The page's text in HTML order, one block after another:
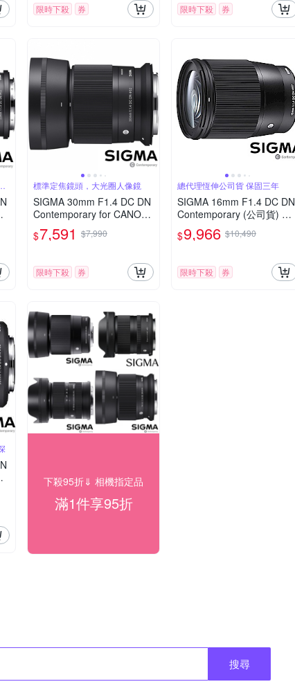
限時下殺 券 限時下殺 券
標準定焦鏡頭，大光圈人像鏡
SIGMA 30mm F1.4 DC DN
Contemporary for CANON
RF 接環 (公司貨) 標準大光
圈定焦鏡 人像鏡 APS-C 無
$7,591 $7,990
限時下殺 券
總代理恆伸公司貨 保固三年
SIGMA 16mm F1.4 DC DN
Contemporary (公司貨) 廣
角大光圈定焦鏡 人像鏡 AP
S-C 無反微單眼專用鏡頭
$9,966 $10,490
限時下殺 券
下殺95折⇓ 相機指定品
滿1件享95折
搜尋